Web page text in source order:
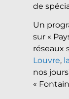
de
Un
sur «
réseaux
Louvre,
nos
«